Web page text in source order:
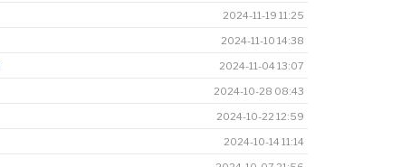
2024-11-19 11:25
2024-11-10 14:38
2024-11-04 13:07
2024-10-28 08:43
2024-10-22 12:59
2024-10-14 11:14